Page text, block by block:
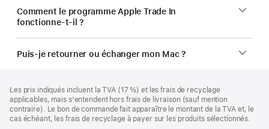
Comment le programme Apple Trade In
fonctionne-t-il ?
Puis-je retourner ou échanger mon Mac ?
de
page
de
bas
de
Les prix indiqués incluent la TVA (17 %) et les frais de recyclage
applicables, mais s'entendent hors frais de livraison (sauf mention
contraire). Le bon de commande fait apparaître le montant de la TVA et, le
cas échéant, les frais de recyclage à payer sur les produits sélectionnés.